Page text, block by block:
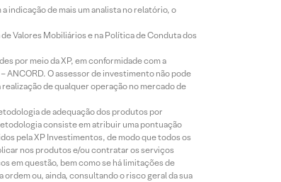
indicação de mais um analista no relatório, o
Valores Mobiliários e na Política de Conduta dos
por meio da XP, em conformidade com a
O assessor de investimento não pode
de qualquer operação no mercado de
de adequação dos produtos por
consiste em atribuir uma pontuação
pela XP Investimentos, de modo que todos os
nos produtos e/ou contratar os serviços
em questão, bem como se há limitações de
ou, ainda, consultando o risco geral da sua